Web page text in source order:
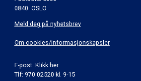
0840 OSLO
Meld deg på nyhetsbrev
Om cookies/informasjonskapsler
E-post: Klikk her
Tlf: 970 02520 kl. 9-15